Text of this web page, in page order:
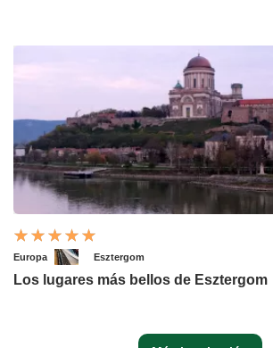
Europa Esztergom
Los lugares más bellos de Esztergom